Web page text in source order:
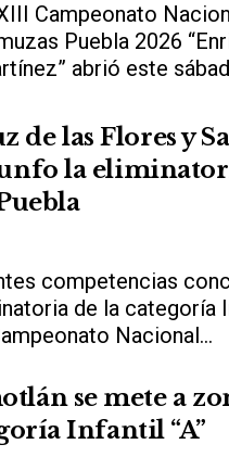
Campeonato
Puebla 2026
abrió este
de las Flores y
la
competencias
de la categoría
Nacional...
se mete a
Infantil “A”